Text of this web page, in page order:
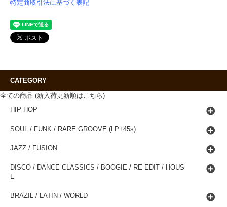
特定商取引法に基づく表記
CATEGORY
全ての商品 (新入荷更新順はこちら)
HIP HOP
SOUL / FUNK / RARE GROOVE (LP+45s)
JAZZ / FUSION
DISCO / DANCE CLASSICS / BOOGIE / RE-EDIT / HOUS
E
BRAZIL / LATIN / WORLD